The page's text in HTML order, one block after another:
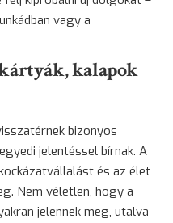
vagy a
kalapok
bizonyos
jelentéssel bírnak. A
és az élet
Nem véletlen, hogy a
jelennek meg, utalva